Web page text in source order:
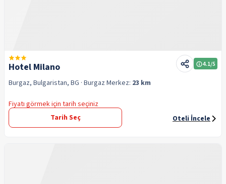
Hotel Milano 4.1/5
Burgaz, Bulgaristan, BG · Burgaz Merkez: 23 km
Fiyatı görmek için tarih seçiniz
Tarih Seç
Oteli İncele